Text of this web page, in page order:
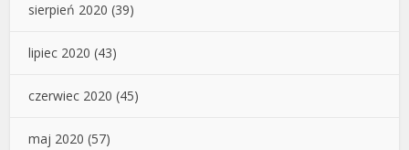
sierpień 2020 (39)
lipiec 2020 (43)
czerwiec 2020 (45)
maj 2020 (57)